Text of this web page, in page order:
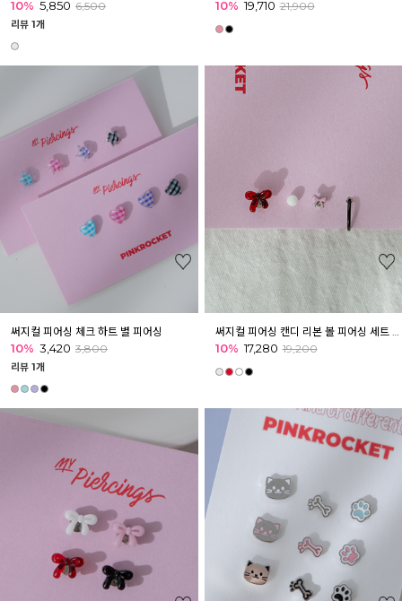
10% 5,850 6,500
리뷰 1개
10% 19,710 21,900
써지컬 피어싱 체크 하트 별 피어싱
10% 3,420 3,800
리뷰 1개
써지컬 피어싱 캔디 리본 볼 피어싱 세트 [4개]
10% 17,280 19,200